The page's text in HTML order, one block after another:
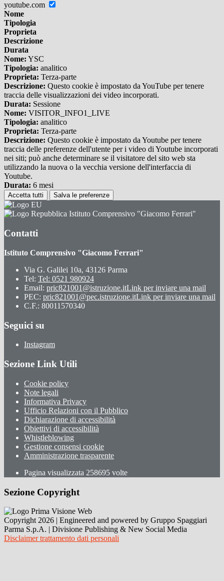
youtube.com
Nome
Tipologia
Proprieta
Descrizione
Durata
Nome: YSC
Tipologia: analitico
Proprieta: Terza-parte
Descrizione: Questo cookie è impostato da YouTube per tenere
traccia delle visualizzazioni dei video incorporati.
Durata: Sessione
Nome: VISITOR_INFO1_LIVE
Tipologia: analitico
Proprieta: Terza-parte
Descrizione: Questo cookie è impostato da Youtube per tenere
traccia delle preferenze dell'utente per i video di Youtube incorporati
nei siti; può anche determinare se il visitatore del sito web sta
utilizzando la nuova o la vecchia versione dell'interfaccia di
Youtube.
Durata: 6 mesi
Accetta tutti Salva le preferenze
Istituto Comprensivo "Giacomo Ferrari"
Contatti
Istituto Comprensivo "Giacomo Ferrari"
Via G. Galilei 10a, 43126 Parma
Tel: Tel: 0521 980924
Email: pric821001@istruzione.itLink per inviare una mail
PEC: pric821001@pec.istruzione.itLink per inviare una mail
C.F.: 80011570340
Seguici su
Instagram
Sezione Link Utili
Cookie policy
Note legali
Informativa Privacy
Ufficio Relazioni con il Pubblico
Dichiarazione di accessibilità
Obiettivi di accessibilità
Whistleblowing
Gestione consensi cookie
Amministrazione trasparente
Pagina visualizzata 258695 volte
Sezione Copyright
Copyright 2026 | Engineered and powered by Gruppo Spaggiari
Parma S.p.A. | Divisione Publishing & New Social Media
Disclaimer trattamento dati personali